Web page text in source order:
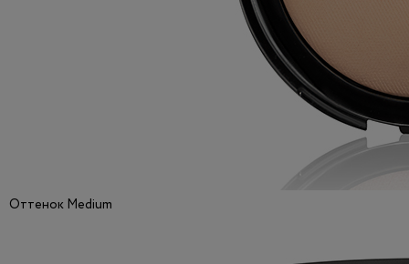
Оттенок Medium